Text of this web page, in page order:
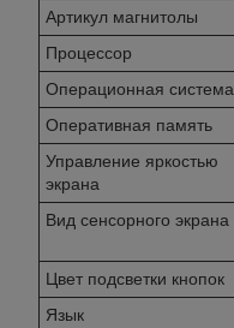
Артикул магнитолы
Процессор
Операционная система
Оперативная память
Управление яркостью
экрана
Вид сенсорного экрана
Цвет подсветки кнопок
Язык